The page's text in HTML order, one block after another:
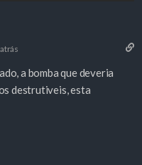
a bomba que deveria
destrutiveis, esta